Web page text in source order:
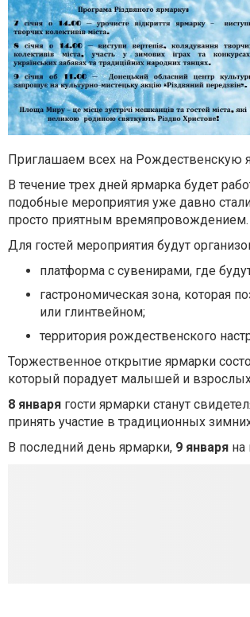
Приглашаем всех на Рождественскую
В течение трех дней ярмарка будет
подобные мероприятия уже давно
просто приятным времяпровождением.
Для гостей мероприятия будут
платформа с сувенирами, где
гастрономическая зона, которая
или глинтвейном;
территория рождественского
Торжественное открытие ярмарки
который порадует малышей и
8 января гости ярмарки станут
принять участие в традиционных
В последний день ярмарки, 9 января на